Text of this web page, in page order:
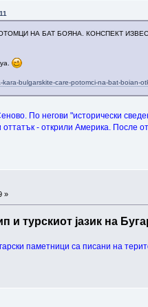
НА БАТ БОЯНА. КОНСПЕКТ
bulgarskite-care-potomci-na-bat-boian-
По негови "исторически
- открили Америка. После
»
и турскиот јазик на
паметници са писани на